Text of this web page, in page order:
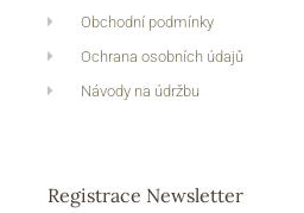
Obchodní podmínky
Ochrana osobních údajů
Návody na údržbu
Registrace Newsletter